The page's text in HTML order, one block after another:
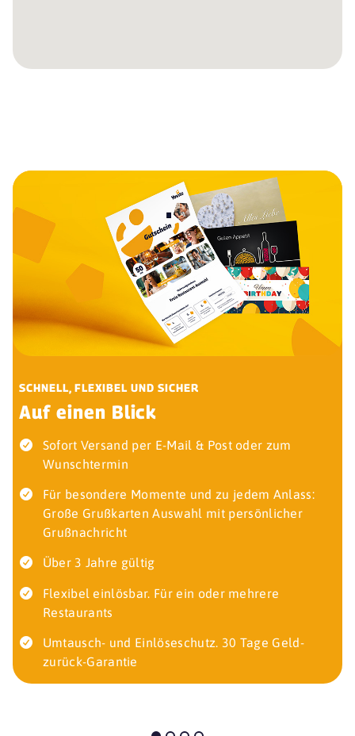
SCHNELL, FLEXIBEL UND SICHER
Auf einen Blick
Sofort Versand per E-Mail & Post oder zum
Wunschtermin
Für besondere Momente und zu jedem Anlass:
Große Grußkarten Auswahl mit persönlicher
Grußnachricht
Über 3 Jahre gültig
Flexibel einlösbar. Für ein oder mehrere
Restaurants
Umtausch- und Einlöseschutz. 30 Tage Geld-
zurück-Garantie